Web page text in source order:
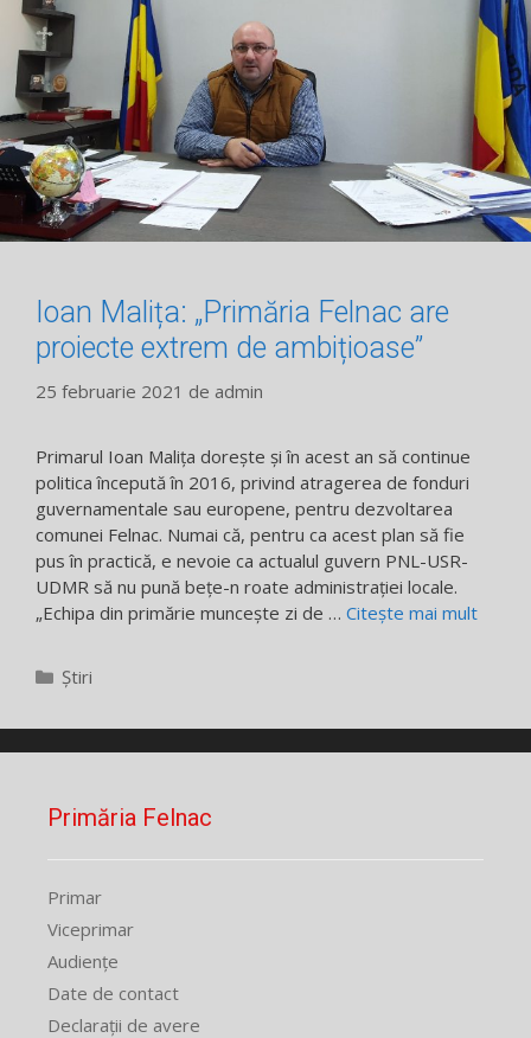
Ioan Malița: „Primăria Felnac are
proiecte extrem de ambițioase”
25 februarie 2021 de admin
Primarul Ioan Malița dorește și în acest an să continue
politica începută în 2016, privind atragerea de fonduri
guvernamentale sau europene, pentru dezvoltarea
comunei Felnac. Numai că, pentru ca acest plan să fie
pus în practică, e nevoie ca actualul guvern PNL-USR-
UDMR să nu pună bețe-n roate administrației locale.
„Echipa din primărie muncește zi de … Citește mai mult
Categorii
Știri
Primăria Felnac
Primar
Viceprimar
Audiențe
Date de contact
Declarații de avere